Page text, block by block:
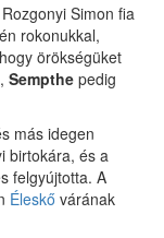
Simon fia
rokonukkal,
örökségüket
Sempthe pedig
más idegen
birtokára, és a
felgyújtotta. A
Éleskő várának